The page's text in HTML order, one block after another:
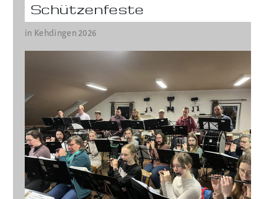
Schützenfeste
in Kehdingen 2026